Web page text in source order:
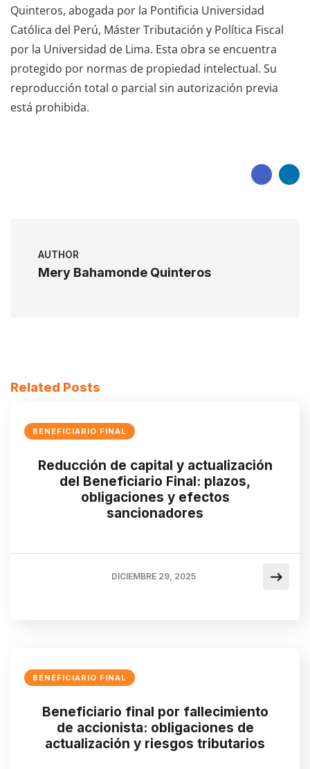
Quinteros, abogada por la Pontificia Universidad
Católica del Perú, Máster Tributación y Política Fiscal
por la Universidad de Lima. Esta obra se encuentra
protegido por normas de propiedad intelectual. Su
reproducción total o parcial sin autorización previa
está prohibida.
AUTHOR
Mery Bahamonde Quinteros
Related Posts
BENEFICIARIO FINAL
Reducción de capital y actualización
del Beneficiario Final: plazos,
obligaciones y efectos
sancionadores
DICIEMBRE 29, 2025
BENEFICIARIO FINAL
Beneficiario final por fallecimiento
de accionista: obligaciones de
actualización y riesgos tributarios